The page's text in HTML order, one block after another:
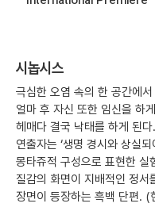
시놉시스
극심한 오염 속의 한 공간에
얼마 후 자신 또한 임신을 하
헤매다 결국 낙태를 하게 된
연출자는 ‘생명 경시와 상실
몽타쥬적 구성으로 표현한 실
질감의 화면이 지배적인 정
장면이 등장하는 흑백 단편. (